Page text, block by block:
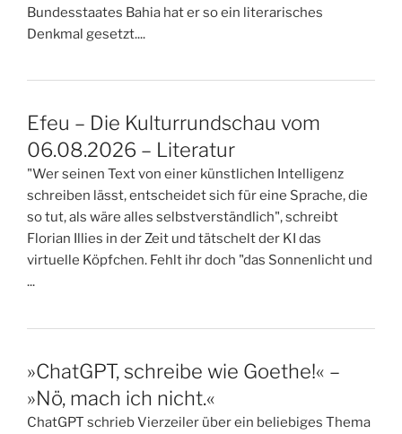
Bundesstaates Bahia hat er so ein literarisches
Denkmal gesetzt....
Efeu – Die Kulturrundschau vom
06.08.2026 – Literatur
"Wer seinen Text von einer künstlichen Intelligenz
schreiben lässt, entscheidet sich für eine Sprache, die
so tut, als wäre alles selbstverständlich", schreibt
Florian Illies in der Zeit und tätschelt der KI das
virtuelle Köpfchen. Fehlt ihr doch "das Sonnenlicht und
...
»ChatGPT, schreibe wie Goethe!« –
»Nö, mach ich nicht.«
ChatGPT schrieb Vierzeiler über ein beliebiges Thema